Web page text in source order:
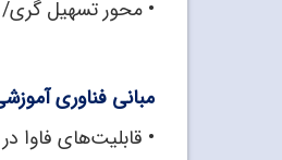
• محور تسهیل
مبانی فناوری
• قابلیت‌های فاوا